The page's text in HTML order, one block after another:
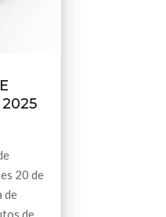
2025
20 de
de
de